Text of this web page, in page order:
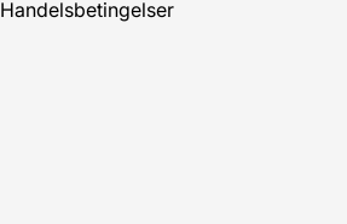
Handelsbetingelser